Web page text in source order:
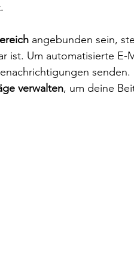
angebunden sein,
ist. Um automatisierte E-
verwalten, um deine